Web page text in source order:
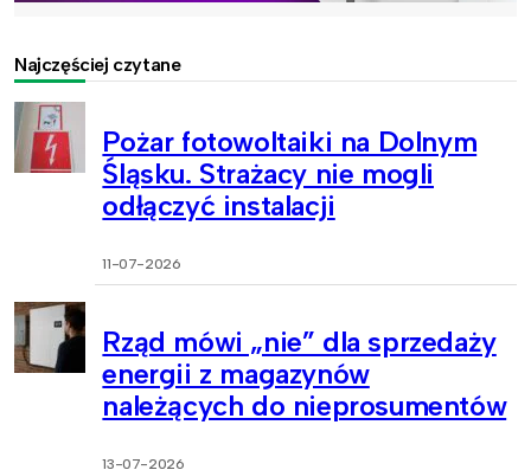
Najczęściej czytane
Pożar fotowoltaiki na Dolnym
Śląsku. Strażacy nie mogli
odłączyć instalacji
11-07-2026
Rząd mówi „nie” dla sprzedaży
energii z magazynów
należących do nieprosumentów
13-07-2026